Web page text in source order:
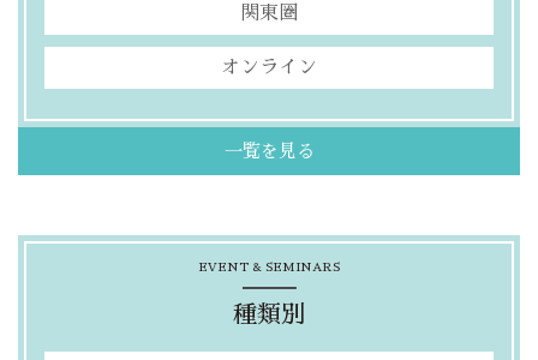
関東圏
オンライン
一覧を見る
EVENT & SEMINARS
種類別